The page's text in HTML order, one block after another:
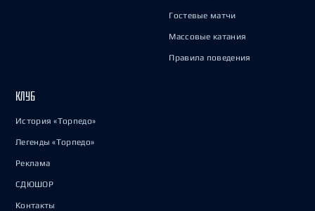
Гостевые матчи
Массовые катания
Правила поведения
КЛУБ
История «Торпедо»
Легенды «Торпедо»
Реклама
СДЮШОР
Контакты